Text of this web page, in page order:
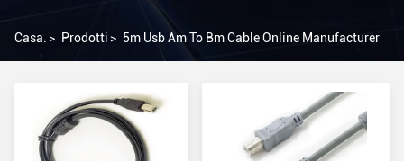
Casa. > Prodotti > 5m Usb Am To Bm Cable Online Manufacturer